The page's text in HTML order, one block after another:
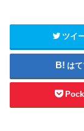
ツイ
は